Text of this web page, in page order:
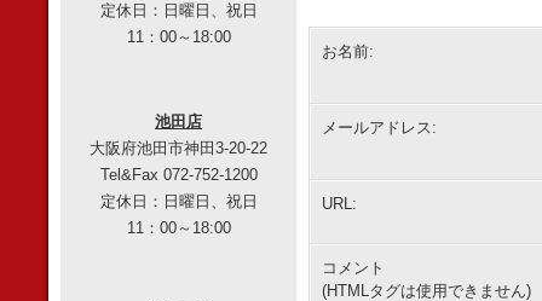
お名前:
メールアドレス:
URL:
コメント
(HTMLタグは使用できません)
定休日：日曜日、祝日
11：00～18:00
池田店
大阪府池田市神田3-20-22
Tel&Fax 072-752-1200
定休日：日曜日、祝日
11：00～18:00